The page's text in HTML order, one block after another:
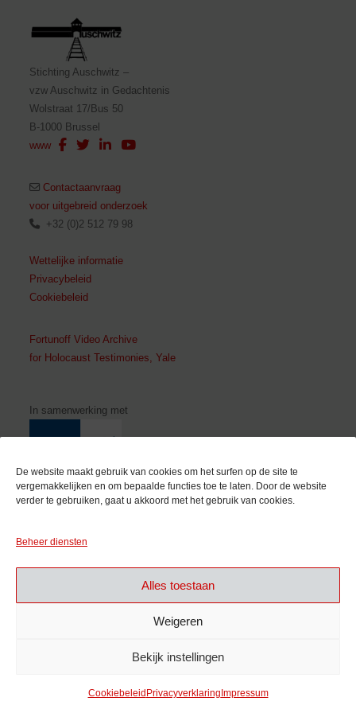
De website maakt gebruik van cookies om het surfen op de site te
vergemakkelijken en om bepaalde functies toe te laten. Door de website
verder te gebruiken, gaat u akkoord met het gebruik van cookies.
Beheer diensten
Alles toestaan
Weigeren
Bekijk instellingen
Cookiebeleid Privacyverklaring Impressum
Stichting Auschwitz –
vzw Auschwitz in Gedachtenis
Wolstraat 17/Bus 50
B-1000 Brussel
www
Contactaanvraag
voor uitgebreid onderzoek
+32 (0)2 512 79 98
Wettelijke informatie
Privacybeleid
Cookiebeleid
Fortunoff Video Archive
for Holocaust Testimonies, Yale
In samenwerking met